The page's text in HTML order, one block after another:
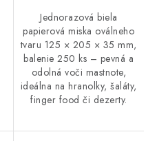
Jednorazová biela
papierová miska oválneho
tvaru 125 × 205 × 35 mm,
balenie 250 ks – pevná a
odolná voči mastnote,
ideálna na hranolky, šaláty,
finger food či dezerty.